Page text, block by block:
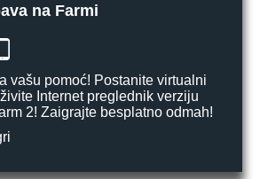
na Farmi
vašu pomoć! Postanite virtualni
Internet preglednik verziju
2! Zaigrajte besplatno odmah!